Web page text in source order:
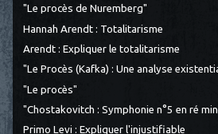
"Le procès de Nuremberg"
Hannah Arendt : Totalitarisme
Arendt : Expliquer le totalitarisme
"Le Procès (Kafka) : Une analyse
"Le procès"
"Chostakovitch : Symphonie n°5 en ré
Primo Levi : Expliquer l'injustifiable